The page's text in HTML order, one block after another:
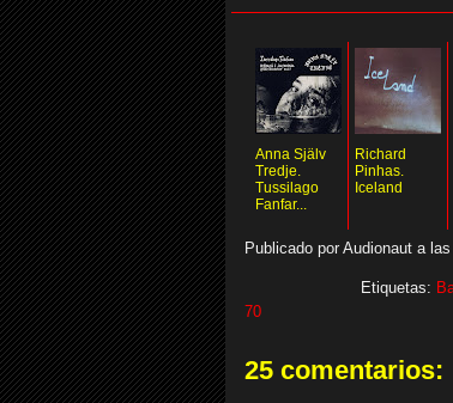
Anna Själv
Tredje.
Tussilago
Fanfar...
Richard
Pinhas.
Iceland
Publicado por Audionaut a las
Etiquetas:
70
25 comentarios: